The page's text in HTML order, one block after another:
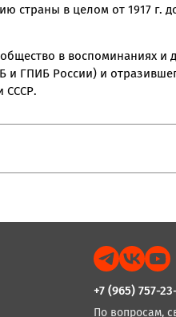
страны в целом от 1917 г.
в воспоминаниях и
и ГПИБ России) и
СССР.
+7 (965) 757-
По вопросам,